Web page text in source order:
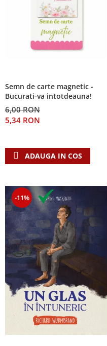
Semn de carte magnetic -
Bucurati-va intotdeauna!
6,00 RON
5,34 RON
ADAUGA IN COS
-11%